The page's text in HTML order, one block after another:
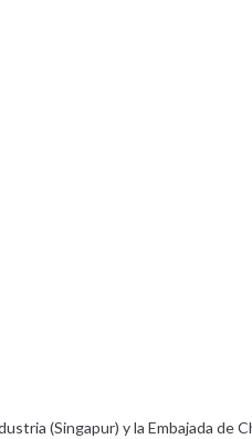
(Singapur) y la Embajada